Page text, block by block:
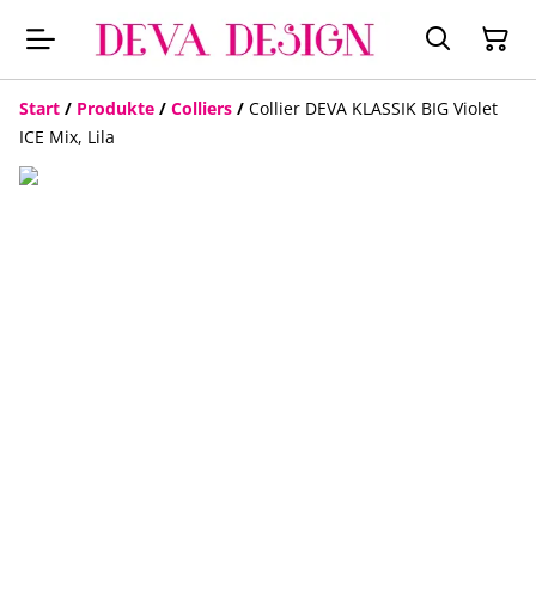
Start / Produkte / Colliers / Collier DEVA KLASSIK BIG Violet
ICE Mix, Lila